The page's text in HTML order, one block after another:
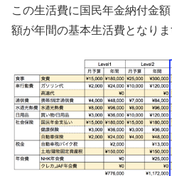
この生活費に国民年金納付金
額が年間の基本生活費となりま